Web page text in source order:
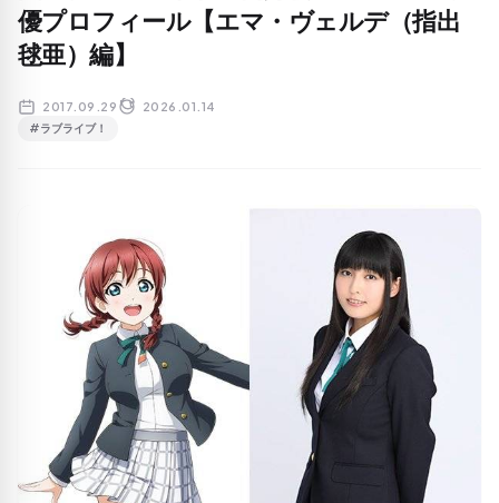
優プロフィール【エマ・ヴェルデ（指出
毬亜）編】
2017.09.29 2026.01.14
#ラブライブ！